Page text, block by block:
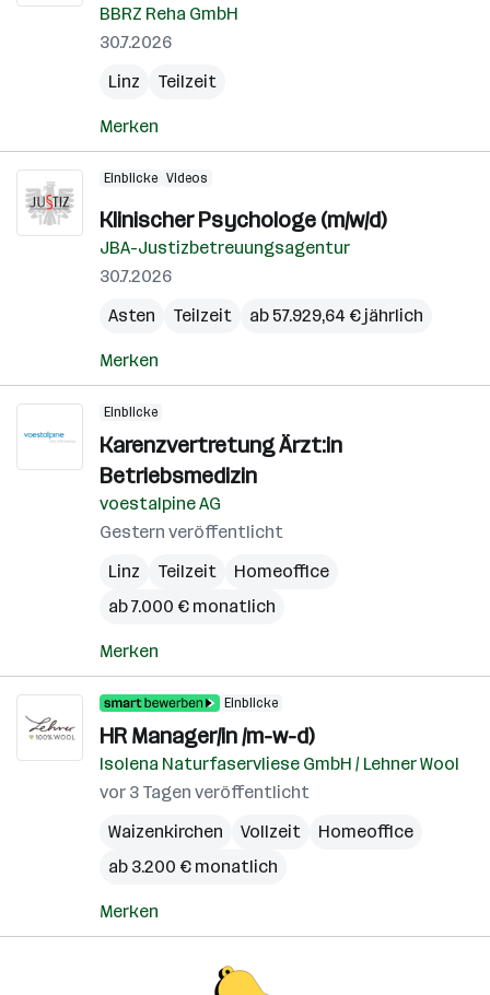
BBRZ Reha GmbH
30.7.2026
Linz
Teilzeit
Merken
Einblicke Videos
Klinischer Psychologe (m/w/d)
JBA-Justizbetreuungsagentur
30.7.2026
Asten
Teilzeit ab 57.929,64 € jährlich
Merken
Einblicke
Karenzvertretung Ärzt:in
Betriebsmedizin
voestalpine AG
Gestern veröffentlicht
Linz
Teilzeit
Homeoffice
ab 7.000 € monatlich
Merken
Einblicke
HR Manager/in /m-w-d)
Isolena Naturfaservliese GmbH / Lehner Wool
vor 3 Tagen veröffentlicht
Waizenkirchen
Vollzeit
Homeoffice
ab 3.200 € monatlich
Merken